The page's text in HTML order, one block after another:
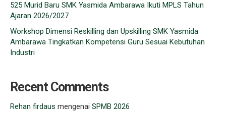
525 Murid Baru SMK Yasmida Ambarawa Ikuti MPLS Tahun
Ajaran 2026/2027
Workshop Dimensi Reskilling dan Upskilling SMK Yasmida
Ambarawa Tingkatkan Kompetensi Guru Sesuai Kebutuhan
Industri
Recent Comments
Rehan firdaus mengenai SPMB 2026